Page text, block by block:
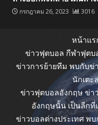
กรกฎาคม 26, 2023 3016
หน้าแร
ข่าวฟุตบอล กีฬาฟุตบ
ข่าวการย้ายทีม พบกับข่
นักเตะ
ข่าวฟุตบอลอังกฤษ ข่า
อังกฤษนั้น เป็นลีก
ข่าวบอลต่างประเทศ พ